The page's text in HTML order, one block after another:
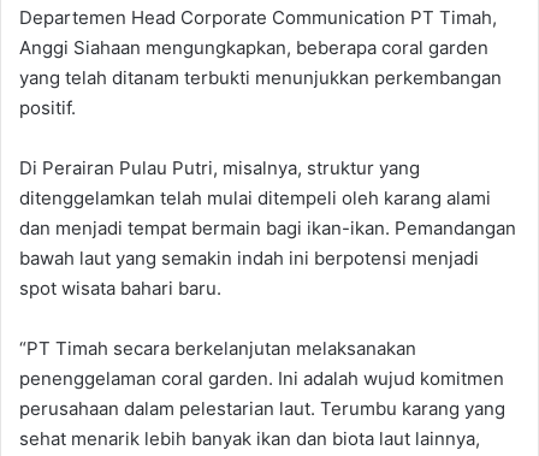
Departemen Head Corporate Communication PT Timah,
Anggi Siahaan mengungkapkan, beberapa coral garden
yang telah ditanam terbukti menunjukkan perkembangan
positif.
Di Perairan Pulau Putri, misalnya, struktur yang
ditenggelamkan telah mulai ditempeli oleh karang alami
dan menjadi tempat bermain bagi ikan-ikan. Pemandangan
bawah laut yang semakin indah ini berpotensi menjadi
spot wisata bahari baru.
“PT Timah secara berkelanjutan melaksanakan
penenggelaman coral garden. Ini adalah wujud komitmen
perusahaan dalam pelestarian laut. Terumbu karang yang
sehat menarik lebih banyak ikan dan biota laut lainnya,